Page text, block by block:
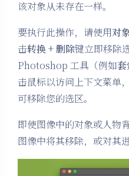
该对象从未存在一样。
要执行此操作，请使用对
击转换+删除键立即移除
Photoshop 工具（例如套
击鼠标以访问上下文菜单
可移除您的选区。
即使图像中的对象或人物
图像中将其移除，或对其